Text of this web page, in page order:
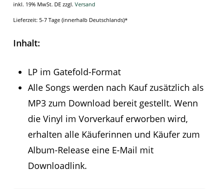
inkl. 19% MwSt. DE zzgl. Versand
Lieferzeit: 5-7 Tage (innerhalb Deutschlands)*
Inhalt:
LP im Gatefold-Format
Alle Songs werden nach Kauf zusätzlich als
MP3 zum Download bereit gestellt. Wenn
die Vinyl im Vorverkauf erworben wird,
erhalten alle Käuferinnen und Käufer zum
Album-Release eine E-Mail mit
Downloadlink.